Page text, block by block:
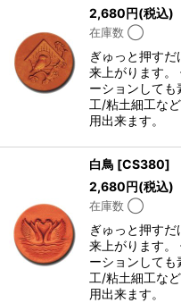
2,680円(税込)
在庫数 ◯
ぎゅっと押す
来上がります。
ーションして
工/粘土細工な
用出来ます。
白鳥 [CS380]
2,680円(税込)
在庫数 ◯
ぎゅっと押す
来上がります。
ーションして
工/粘土細工な
用出来ます。